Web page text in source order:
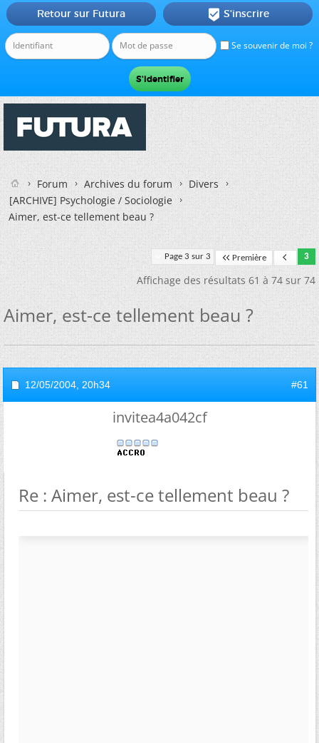
Se souvenir de moi ?
Retour sur Futura  S'inscrire
Forum Archives du forum
Divers
[ARCHIVE] Psychologie / Sociologie
Aimer, est-ce tellement beau ?
Page 3 sur 3 Première 3
Affichage des résultats 61 à 74 sur 74
Aimer, est-ce tellement beau ?
12/05/2004, 20h34 #61
invitea4a042cf
Re : Aimer, est-ce tellement beau ?